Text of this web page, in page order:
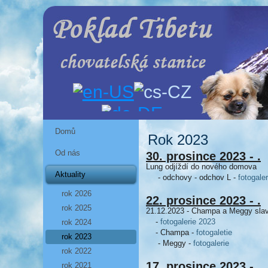
Domů
Od nás
Aktuality
rok 2026
rok 2025
rok 2024
rok 2023
rok 2022
rok 2021
Rok 2023
30. prosince 2023 - .
Lung odjíždí do nového domova
- odchovy - odchov L -
22. prosince 2023 - .
21.12.2023 - Champa a Meggy
- fotogalerie 2023
- Champa - fotogaletie
- Meggy - fotogalerie